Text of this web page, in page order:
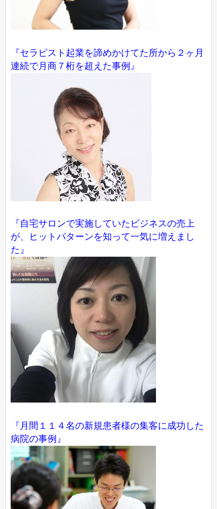
『セラピスト起業を諦めかけてた所から２ヶ月
連続で月商７桁を超えた事例』
『自宅サロンで実施していたビジネスの売上
が、ヒットパターンを知って一気に増えまし
た』
『月間１１４名の新規患者様の集客に成功した
病院の事例』